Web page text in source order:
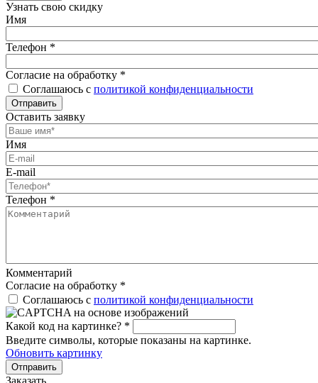
Узнать свою скидку
Имя
Телефон *
Согласие на обработку *
Соглашаюсь с политикой конфиденциальности
Отправить
Оставить заявку
Имя
E-mail
Телефон *
Комментарий
Согласие на обработку *
Соглашаюсь с политикой конфиденциальности
Какой код на картинке? *
Введите символы, которые показаны на картинке.
Обновить картинку
Отправить